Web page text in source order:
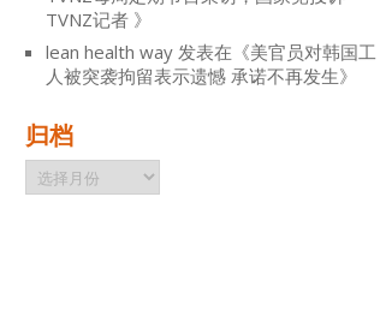
TVNZ记者 》
lean health way 发表在《美官员对韩国工
人被突袭拘留表示遗憾 承诺不再发生》
归档
归
档